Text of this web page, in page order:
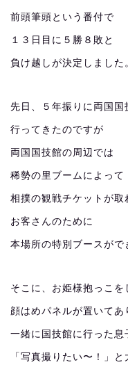
前頭筆頭という番付で
１３日目に５勝８敗と
負け越しが決定しました
先日、５年振りに両国国
行ってきたのですが
両国国技館の周辺では
稀勢の里ブームによって
相撲の観戦チケットが取
お客さんのために
本場所の特別ブースがで
そこに、お姫様抱っこを
顔はめパネルが置いてあ
一緒に国技館に行った息
「写真撮りたい〜！」